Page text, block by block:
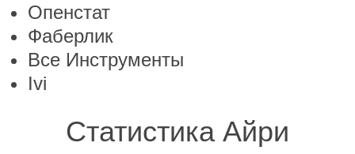
Опенстат
Фаберлик
Все Инструменты
Ivi
Статистика Айри